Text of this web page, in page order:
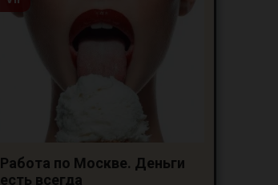
Работа по Москве. Деньги
есть всегда